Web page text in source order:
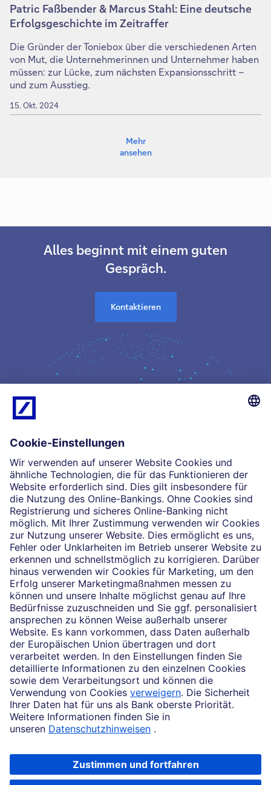
Patric Faßbender & Marcus Stahl: Eine deutsche
Erfolgsgeschichte im Zeitraffer
Die Gründer der Toniebox über die verschiedenen Arten
von Mut, die Unternehmerinnen und Unternehmer haben
müssen: zur Lücke, zum nächsten Expansionsschritt –
und zum Ausstieg.
15. Okt. 2024
Mehr
ansehen
Alles beginnt mit einem guten
Gespräch.
Kontaktieren
Kompetenz
Einblicke
Unsere Partnerschaften
News
Impressum
Rechtliche Hinweise
Datenschutz
Zugänglichkeit
Cookie-Einstellungen